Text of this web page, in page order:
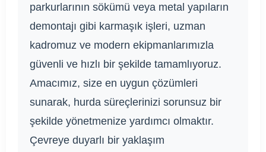
parkurlarının sökümü veya metal yapıların
demontajı gibi karmaşık işleri, uzman
kadromuz ve modern ekipmanlarımızla
güvenli ve hızlı bir şekilde tamamlıyoruz.
Amacımız, size en uygun çözümleri
sunarak, hurda süreçlerinizi sorunsuz bir
şekilde yönetmenize yardımcı olmaktır.
Çevreye duyarlı bir yaklaşım